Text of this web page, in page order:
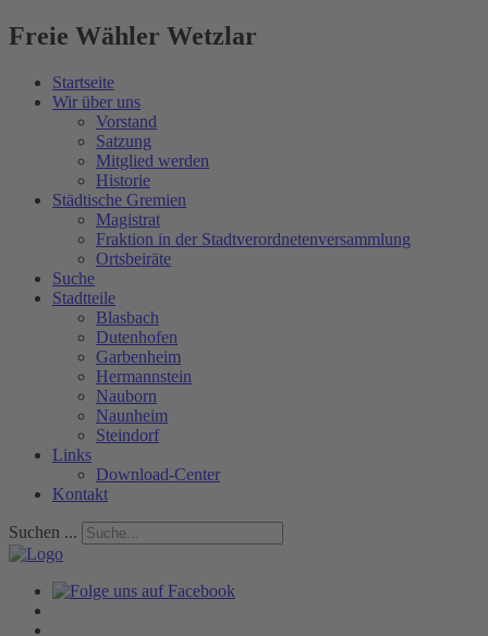
Freie Wähler Wetzlar
Startseite
Wir über uns
Vorstand
Satzung
Mitglied werden
Historie
Städtische Gremien
Magistrat
Fraktion in der Stadtverordnetenversammlung
Ortsbeiräte
Suche
Stadtteile
Blasbach
Dutenhofen
Garbenheim
Hermannstein
Nauborn
Naunheim
Steindorf
Links
Download-Center
Kontakt
Suchen ...